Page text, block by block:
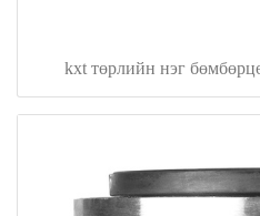
kxt төрлийн нэг